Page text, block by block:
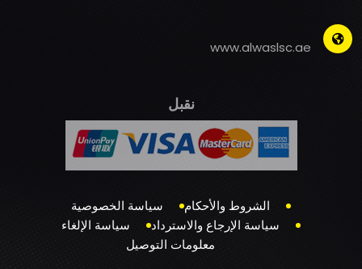
www.alwaslsc.ae
نقبل
الشروط والأحكام
سياسة الخصوصية
سياسة الإرجاع والاسترداد
سياسة الإلغاء
معلومات التوصيل